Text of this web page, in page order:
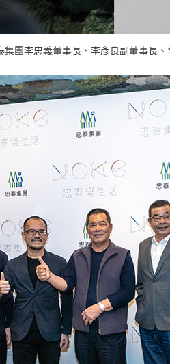
團李忠義董事長、李彥良副董事長